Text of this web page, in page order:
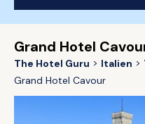
Grand Hotel
The Hotel Guru Italien
Grand Hotel Cavour